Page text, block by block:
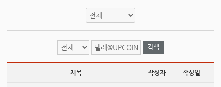
검색
제목 작성자 작성일